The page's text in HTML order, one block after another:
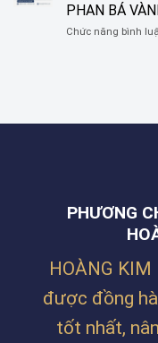
PHAN BÁ
Chức năng bình
PHƯƠNG
HOÀNG
được đồng
tốt nhất,